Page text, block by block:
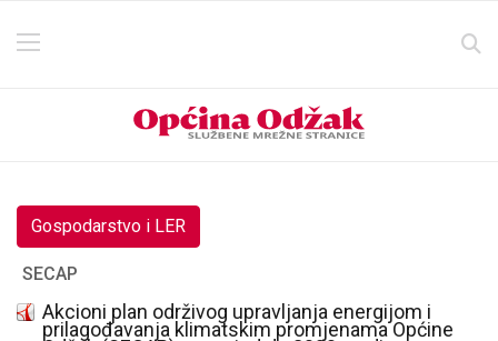
Gospodarstvo i LER
SECAP
Akcioni plan održivog upravljanja energijom i
prilagođavanja klimatskim promjenama Općine